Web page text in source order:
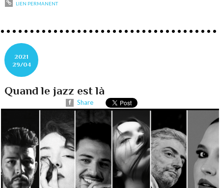
LIEN PERMANENT
2021
29/04
Quand le jazz est là
Share